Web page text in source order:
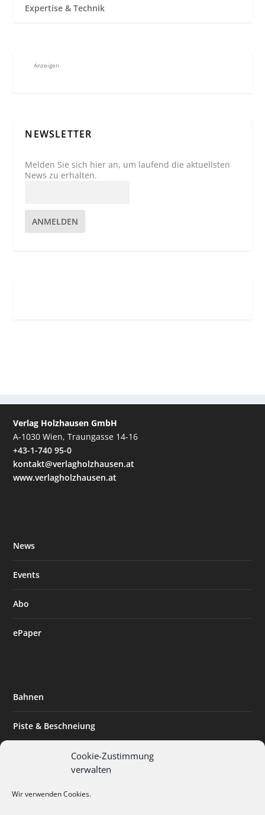
Cookie-Zustimmung
verwalten
Wir verwenden Cookies.
Expertise & Technik
Anzeigen
NEWSLETTER
Melden Sie sich hier an, um laufend die aktuellsten
News zu erhalten.
ANMELDEN
Verlag Holzhausen GmbH
A-1030 Wien, Traungasse 14-16
+43-1-740 95-0
kontakt@verlagholzhausen.at
www.verlagholzhausen.at
News
Events
Abo
ePaper
Bahnen
Piste & Beschneiung